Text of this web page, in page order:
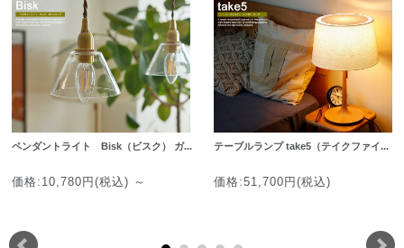
ペンダントライト Bisk（ビスク） ガ...
価格:10,780円(税込) ～
テーブルランプ take5（テイクファイ...
価格:51,700円(税込)